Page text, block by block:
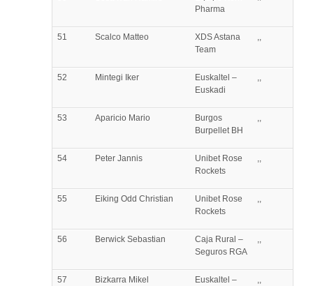
Pharma
51 Scalco Matteo
XDS Astana
Team
,,
52 Mintegi Iker
Euskaltel –
Euskadi
,,
53 Aparicio Mario
Burgos
Burpellet BH
,,
54 Peter Jannis
Unibet Rose
Rockets
,,
55 Eiking Odd Christian
Unibet Rose
Rockets
,,
56 Berwick Sebastian
Caja Rural –
Seguros RGA
,,
57 Bizkarra Mikel
Euskaltel –
,,